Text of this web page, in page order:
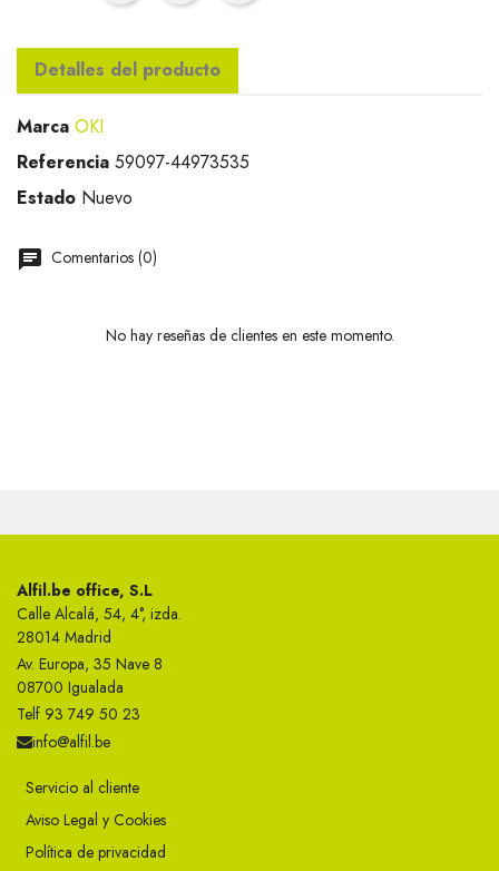
Detalles del producto
Marca OKI
Referencia 59097-44973535
Estado Nuevo
Comentarios (0)
No hay reseñas de clientes en este momento.
Alfil.be office, S.L
Calle Alcalá, 54, 4°, izda.
28014 Madrid
Av. Europa, 35 Nave 8
08700 Igualada
Telf 93 749 50 23
info@alfil.be
Servicio al cliente
Aviso Legal y Cookies
Política de privacidad